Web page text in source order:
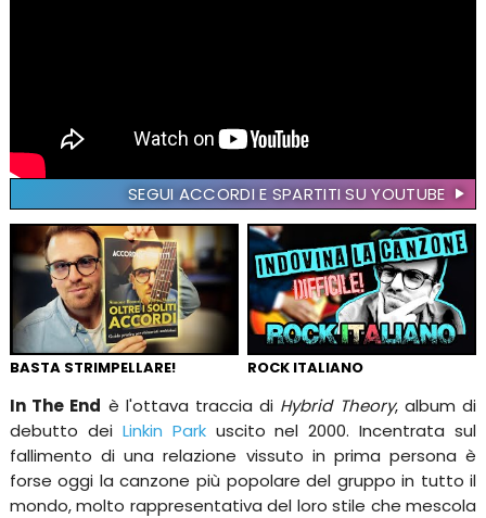
SEGUI ACCORDI E SPARTITI SU YOUTUBE
BASTA STRIMPELLARE! ROCK ITALIANO
In The End è l'ottava traccia di Hybrid Theory, album di
debutto dei Linkin Parkuscito nel 2000. Incentrata sul
fallimento di una relazione vissuto in prima persona è
forse oggi la canzone più popolare del gruppo in tutto il
mondo, molto rappresentativa del loro stile che mescola